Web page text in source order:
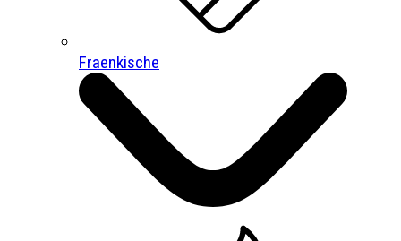
Fraenkische